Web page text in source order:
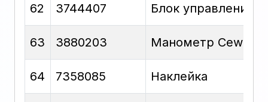
62 3744407 Блок управления
63 3880203 Манометр Cewal
64 7358085 Наклейка